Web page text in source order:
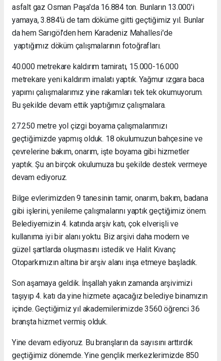
asfalt gaz Osman Paşa'da 16.884 ton. Bunların 13.000'i
yamaya, 3.884'ü de tam döküme gitti geçtiğimiz yıl. Bunlar
da hem Sarıgöl'den hem Karadeniz Mahallesi'de
yaptığımız döküm çalışmalarının fotoğrafları.
40.000 metrekare kaldırım tamiratı, 15.000-16.000
metrekare yeni kaldırım imalatı yaptık. Yağmur ızgara baca
yapımı çalışmalarımız yine rakamları tek tek okumuyorum.
Bu şekilde devam ettik yaptığımız çalışmalara.
27.250 metre yol çizgi boyama çalışmalarımızı
geçtiğimizde yapmış olduk. 18 okulumuzun bahçesine ve
çevrelerine bakım, onarım, işte boyama gibi hizmetler
yaptık. Şu an birçok okulumuza bu şekilde destek vermeye
devam ediyoruz.
Bilge evlerimizden 9 tanesinin tamir, onarım, bakım, badana
gibi işlerini, yenileme çalışmalarını yaptık geçtiğimiz önem.
Belediyemizin 4. katında arşiv katı, çok elverişli ve
kullanıma iyi bir alanı yoktu. Biz arşivi daha modern ve
güzel şartlarda oluşmasını istedik ve Halit Kıvanç
Otoparkımızın altına bir arşiv alanı inşa etmeye başladık.
Son aşamaya geldik. İnşallah yakın zamanda arşivimizi
taşıyıp 4. katı da yine hizmete açacağız belediye binamızın
içinde. Geçtiğimiz yıl akademilerimizde 3560 öğrenci 36
branşta hizmet vermiş olduk.
Yine devam ediyoruz. Bu branşların da sayısını arttırdık
geçtiğimiz dönemde. Yine gençlik merkezlerimizde 850